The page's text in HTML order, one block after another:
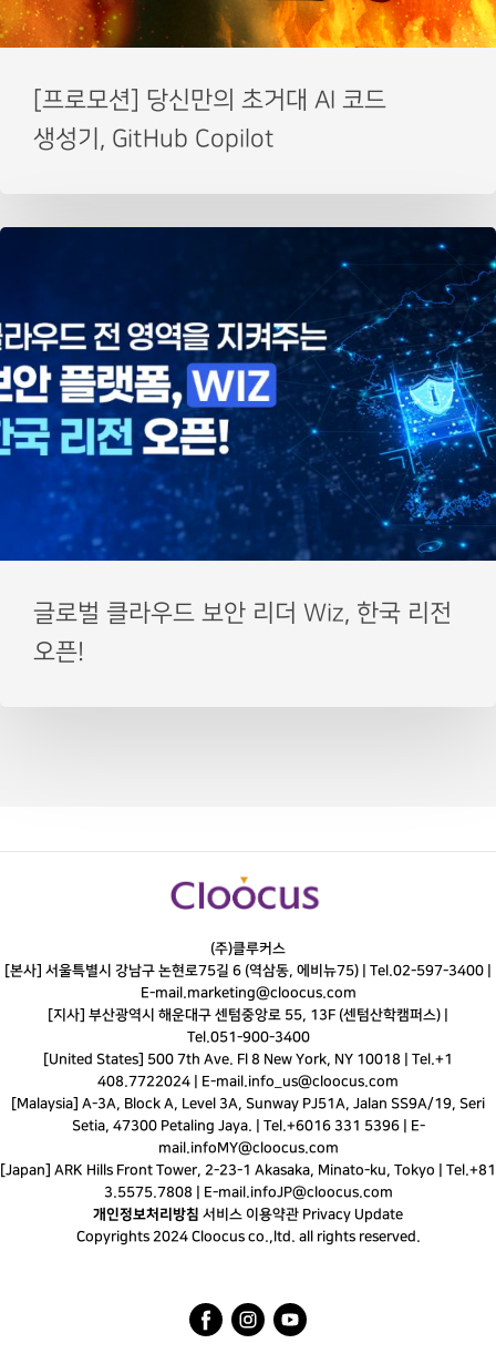
[프로모션] 당신만의 초거대 AI 코드
생성기, GitHub Copilot
글로벌 클라우드 보안 리더 Wiz, 한국 리전
오픈!
(주)클루커스
[본사] 서울특별시 강남구 논현로75길 6 (역삼동, 에비뉴75) | Tel.02-597-3400
E-mail.marketing@cloocus.com
[지사] 부산광역시 해운대구 센텀중앙로 55, 13F (센텀산학캠퍼스) |
Tel.051-900-3400
[United States] 500 7th Ave. Fl 8 New York, NY 10018 | Tel.+1
408.7722024 | E-mail.info_us@cloocus.com
[Malaysia] A-3A, Block A, Level 3A, Sunway PJ51A, Jalan SS9A/19, Seri
Setia, 47300 Petaling Jaya. | Tel.+6016 331 5396 | E-
mail.infoMY@cloocus.com
[Japan] ARK Hills Front Tower, 2-23-1 Akasaka, Minato-ku, Tokyo | Tel.+81
3.5575.7808 | E-mail.infoJP@cloocus.com
개인정보처리방침 서비스 이용약관 Privacy Update
Copyrights 2024 Cloocus co.,ltd. all rights reserved.